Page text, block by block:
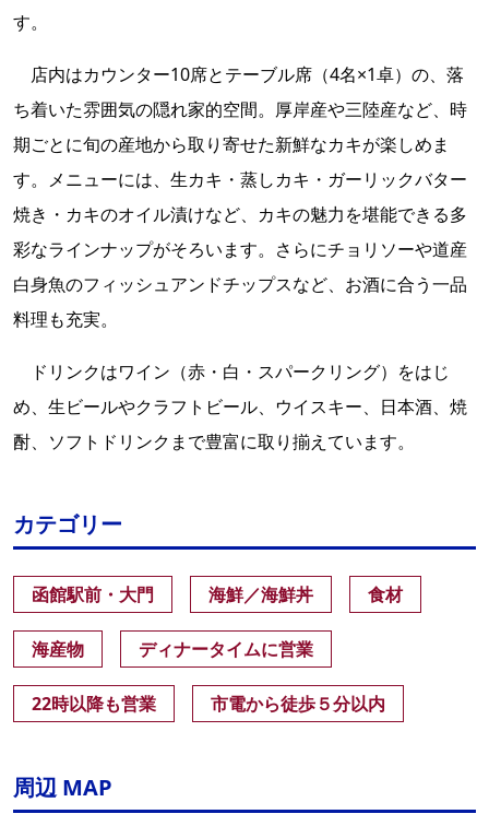
す。
店内はカウンター10席とテーブル席（4名×1卓）の、落
ち着いた雰囲気の隠れ家的空間。厚岸産や三陸産など、時
期ごとに旬の産地から取り寄せた新鮮なカキが楽しめま
す。メニューには、生カキ・蒸しカキ・ガーリックバター
焼き・カキのオイル漬けなど、カキの魅力を堪能できる多
彩なラインナップがそろいます。さらにチョリソーや道産
白身魚のフィッシュアンドチップスなど、お酒に合う一品
料理も充実。
ドリンクはワイン（赤・白・スパークリング）をはじ
め、生ビールやクラフトビール、ウイスキー、日本酒、焼
酎、ソフトドリンクまで豊富に取り揃えています。
カテゴリー
函館駅前・大門 海鮮／海鮮丼 食材
海産物 ディナータイムに営業
22時以降も営業 市電から徒歩５分以内
周辺 MAP